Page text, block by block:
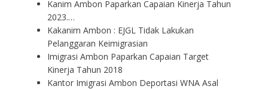
Kanim Ambon Paparkan Capaian Kinerja Tahun
2023.…
Kakanim Ambon : EJGL Tidak Lakukan
Pelanggaran Keimigrasian
Imigrasi Ambon Paparkan Capaian Target
Kinerja Tahun 2018
Kantor Imigrasi Ambon Deportasi WNA Asal